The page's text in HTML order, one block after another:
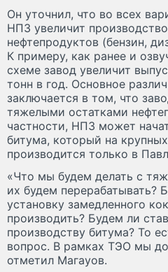
Он уточнил, что во всех
НПЗ увеличит
нефтепродуктов (бензин,
К примеру, как ранее и
схеме завод увеличит
тонн в год. Основное
заключается в том, что
тяжелыми остатками
частности, НПЗ может
битума, который на
производится только в
«Что мы будем делать с
их будем перерабатывать?
установку замедленного
производить? Будем ли
производству битума? То
вопрос. В рамках ТЭО мы
отметил Магауов.